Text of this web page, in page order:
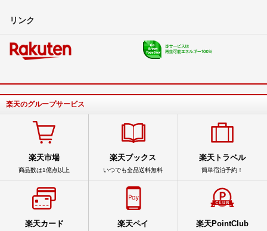
リンク
楽天のグループサービス
楽天市場
商品数は1億点以上
楽天ブックス
いつでも全品送料無料
楽天トラベル
簡単宿泊予約！
楽天カード 楽天ペイ 楽天PointClub